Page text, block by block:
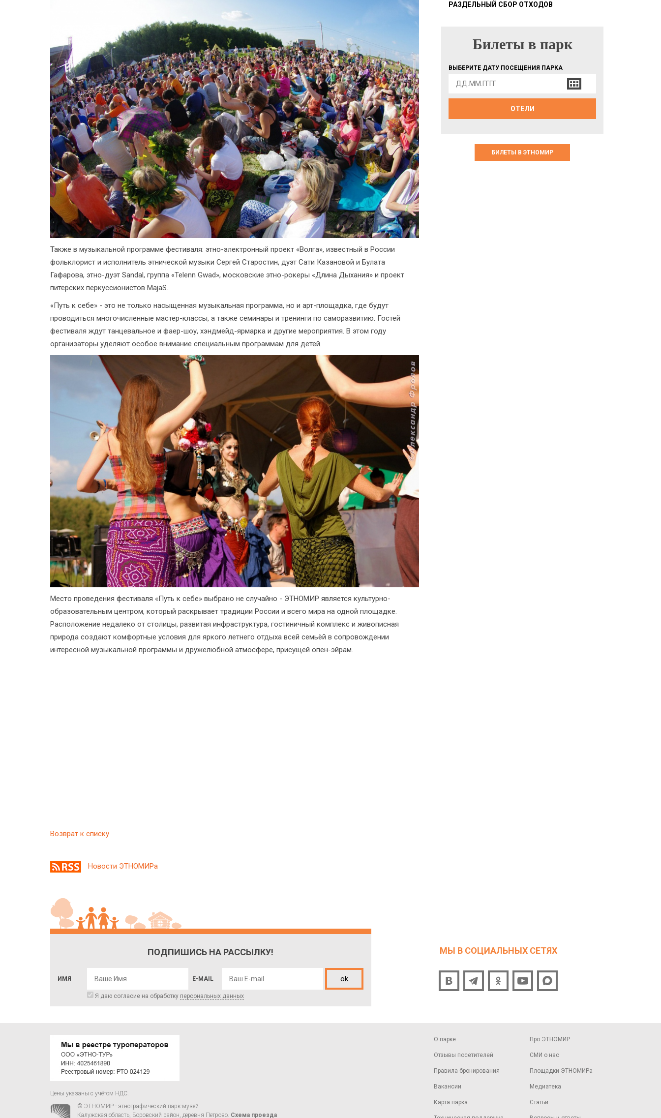
Также в музыкальной программе фестиваля: этно-электронный проект «Волга», известный в России
фольклорист и исполнитель этнической музыки Сергей Старостин, дуэт Сати Казановой и Булата
Гафарова, этно-дуэт Sandal, группа «Telenn Gwad», московские этно-рокеры «Длина Дыхания» и проект
питерских перкуссионистов MajaS.
«Путь к себе» - это не только насыщенная музыкальная программа, но и арт-площадка, где будут
проводиться многочисленные мастер-классы, а также семинары и тренинги по саморазвитию. Гостей
фестиваля ждут танцевальное и фаер-шоу, хэндмейд-ярмарка и другие мероприятия. В этом году
организаторы уделяют особое внимание специальным программам для детей.
Место проведения фестиваля «Путь к себе» выбрано не случайно - ЭТНОМИР является культурно-
образовательным центром, который раскрывает традиции России и всего мира на одной площадке.
Расположение недалеко от столицы, развитая инфраструктура, гостиничный комплекс и живописная
природа создают комфортные условия для яркого летнего отдыха всей семьёй в сопровождении
интересной музыкальной программы и дружелюбной атмосфере, присущей опен-эйрам.
Возврат к списку
РАЗДЕЛЬНЫЙ СБОР ОТХОДОВ
БИЛЕТЫ В ПАРК
Билеты в парк
ВЫБЕРИТЕ ДАТУ ПОСЕЩЕНИЯ ПАРКА
ОТЕЛИ
БИЛЕТЫ В ЭТНОМИР
Новости ЭТНОМИРа
ПОДПИШИСЬ НА РАССЫЛКУ!
ИМЯ E-MAIL ok
Я даю согласие на обработку персональных данных
МЫ В СОЦИАЛЬНЫХ СЕТЯХ
О парке
Отзывы посетителей
Правила бронирования
Вакансии
Карта парка
Про ЭТНОМИР
СМИ о нас
Площадки ЭТНОМИРа
Медиатека
Статьи
Цены указаны с учётом НДС.
© ЭТНОМИР - этнографический парк-музей
Калужская область, Боровский район, деревня Петрово. Схема проезда